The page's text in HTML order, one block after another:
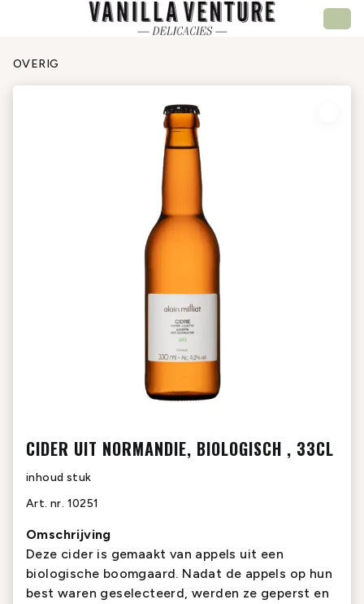
OVERIG
CIDER UIT NORMANDIE, BIOLOGISCH , 33CL
inhoud stuk
Art. nr. 10251
Omschrijving
Deze cider is gemaakt van appels uit een
biologische boomgaard. Nadat de appels op hun
best waren geselecteerd, werden ze geperst en